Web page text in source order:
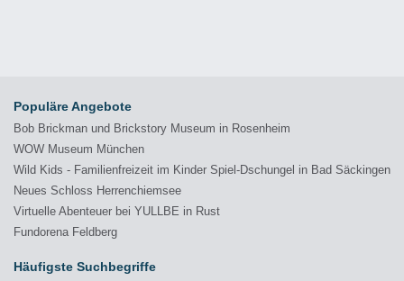
Populäre Angebote
Bob Brickman und Brickstory Museum in Rosenheim
WOW Museum München
Wild Kids - Familienfreizeit im Kinder Spiel-Dschungel in Bad Säckingen
Neues Schloss Herrenchiemsee
Virtuelle Abenteuer bei YULLBE in Rust
Fundorena Feldberg
Häufigste Suchbegriffe